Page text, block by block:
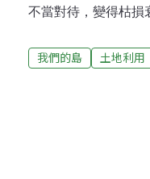
不當對待，變得枯損
襲路樹倒 其實生長
2800棵路樹倒塌，
我們的島 土地利用